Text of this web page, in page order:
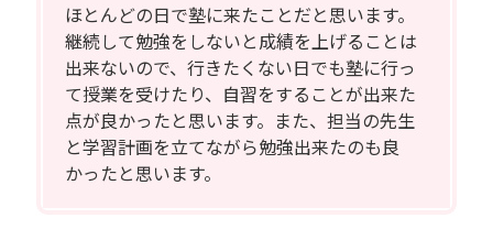
ほとんどの日で塾に来たことだと思います。
継続して勉強をしないと成績を上げることは
出来ないので、行きたくない日でも塾に行っ
て授業を受けたり、自習をすることが出来た
点が良かったと思います。また、担当の先生
と学習計画を立てながら勉強出来たのも良
かったと思います。